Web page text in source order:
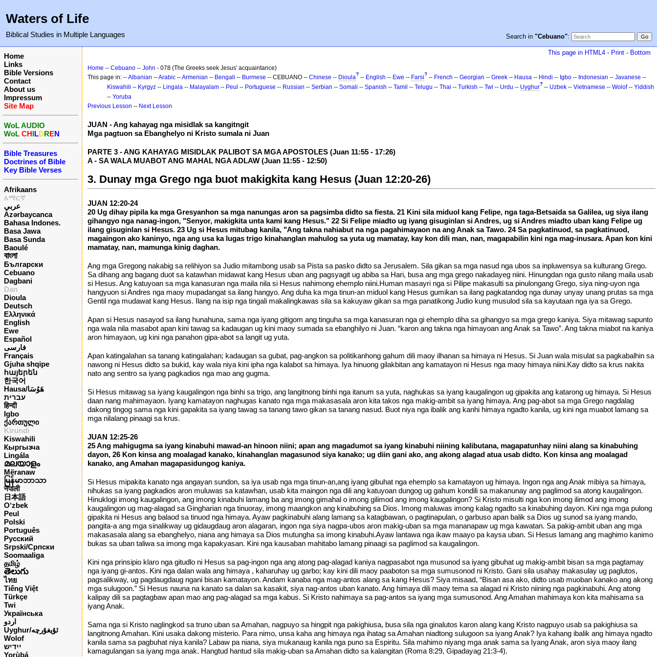
Waters of Life
Biblical Studies in Multiple Languages Search in "Cebuano":
Home
Links
Bible Versions
Contact
About us
Impressum
Site Map
WoL AUDIO
WoL CHILDREN
Bible Treasures
Doctrines of Bible
Key Bible Verses
Afrikaans
አማርኛ
عربي
Azərbaycanca
Bahasa Indones.
Basa Jawa
Basa Sunda
Baoulé
বাংলা
Български
Cebuano
Dagbani
Dan
Dioula
Deutsch
Ελληνικά
English
Ewe
Español
فارسی
Français
Gjuha shqipe
հայերեն
한국어
Hausa/هَوُسَا
עברית
हिन्दी
Igbo
ქართული
Kirundi
Kiswahili
Кыргызча
Lingála
മലയാളം
Mëranaw
မြန်မာဘာသာ
नेपाली
日本語
O‘zbek
Peul
Polski
Português
Русский
Srpski/Српски
Soomaaliga
தமிழ்
తెలుగు
ไทย
Tiếng Việt
Türkçe
Twi
Українська
اردو
Uyghur/ئۇيغۇرچه
Wolof
ייִדיש
Yorùbá
This page in HTML4 - Print - Bottom
Home -- Cebuano -- John - 078 (The Greeks seek Jesus' acquaintance)
This page in: --Albanian --Arabic --Armenian -- Bengali -- Burmese -- CEBUANO -- Chinese -- Dioula? -- English -- Ewe -- Farsi? -- French -- Georgian -- Greek -- Hausa -- Hindi -- Igbo -- Indonesian -- Javanese --
Kiswahili -- Kyrgyz -- Lingala -- Malayalam -- Peul -- Portuguese -- Russian -- Serbian -- Somali -- Spanish -- Tamil -- Telugu -- Thai -- Turkish -- Twi -- Urdu -- Uyghur? -- Uzbek -- Vietnamese -- Wolof-- Yiddish
-- Yoruba
Previous Lesson -- Next Lesson
JUAN - Ang kahayag nga misidlak sa kangitngit
Mga pagtuon sa Ebanghelyo ni Kristo sumala ni Juan
PARTE 3 - ANG KAHAYAG MISIDLAK PALIBOT SA MGA APOSTOLES (Juan 11:55 - 17:26)
A - SA WALA MUABOT ANG MAHAL NGA ADLAW (Juan 11:55 - 12:50)
3. Dunay mga Grego nga buot makigkita kang Hesus (Juan 12:20-26)
JUAN 12:20-24
20 Ug dihay pipila ka mga Gresyanhon sa mga nanungas aron sa pagsimba didto sa fiesta. 21 Kini sila miduol kang Felipe, nga taga-Betsaida sa Galilea, ug siya ilang
gihangyo nga nanag-ingon, "Senyor, makigkita unta kami kang Hesus." 22 Si Felipe miadto ug iyang gisuginlan si Andres, ug si Andres miadto uban kang Felipe ug
ilang gisuginlan si Hesus. 23 Ug si Hesus mitubag kanila, "Ang takna nahiabut na nga pagahimayaon na ang Anak sa Tawo. 24 Sa pagkatinuod, sa pagkatinuod,
magaingon ako kaninyo, nga ang usa ka lugas trigo kinahanglan mahulog sa yuta ug mamatay, kay kon dili man, nan, magapabilin kini nga mag-inusara. Apan kon kini
mamatay, nan, mamunga kinig daghan.
Ang mga Gregong nakabig sa relihiyon sa Judio mitambong usab sa Pista sa pasko didto sa Jerusalem. Sila gikan sa mga nasud nga ubos sa inpluwensya sa kulturang Grego.
Sa dihang ang bagang duot sa katawhan midawat kang Hesus uban ang pagsyagit ug abiba sa Hari, busa ang mga grego nakadayeg niini. Hinungdan nga gusto nilang maila usab
si Hesus. Ang katuyoan sa mga kanasuran nga maila nila si Hesus nahimong ehemplo niini.Human masayri nga si Pilipe makasulti sa pinulongang Grego, siya ning-uyon nga
hangyuon si Andres nga maoy mupadangat sa ilang hangyo. Ang duha ka mga tinun-an miduol kang Hesus gumikan sa ilang pagkatandog nga dunay unyay unang prutas sa mga
Gentil nga mudawat kang Hesus. Ilang na isip nga tingali makalingkawas sila sa kakuyaw gikan sa mga panatikong Judio kung musulod sila sa kayutaan nga iya sa Grego.
Apan si Hesus nasayod sa ilang hunahuna, sama nga iyang gitigom ang tinguha sa mga kanasuran nga gi ehemplo diha sa gihangyo sa mga grego kaniya. Siya mitawag sapunto
nga wala nila masabot apan kini tawag sa kadaugan ug kini maoy sumada sa ebanghilyo ni Juan. “karon ang takna nga himayoan ang Anak sa Tawo”. Ang takna miabot na kaniya
aron himayaon, ug kini nga panahon gipa-abot sa langit ug yuta.
Apan katingalahan sa tanang katingalahan; kadaugan sa gubat, pag-angkon sa politikanhong gahum dili maoy ilhanan sa himaya ni Hesus. Si Juan wala misulat sa pagkabalhin sa
nawong ni Hesus didto sa bukid, kay wala niya kini ipha nga kalabot sa himaya. Iya hinuong gilakbitan ang kamatayon ni Hesus nga maoy himaya niini.Kay didto sa krus nakita
nato ang sentro sa iyang pagkadios nga mao ang gugma.
Si Hesus mitawag sa iyang kaugalingon nga binhi sa trigo, ang langitnong binhi nga itanum sa yuta, naghukas sa iyang kaugalingon ug gipakita ang katarong ug himaya. Si Hesus
daan nang mahimayaon. Iyang kamatayon naghugas kanato nga mga makasasala aron kita takos nga makig-ambit sa iyang himaya. Ang pag-abot sa mga Grego nagdalag
dakong tingog sama nga kini gapakita sa iyang tawag sa tanang tawo gikan sa tanang nasud. Buot niya nga ibalik ang kanhi himaya ngadto kanila, ug kini nga muabot lamang sa
mga nilalang pinaagi sa krus.
JUAN 12:25-26
25 Ang mahigugma sa iyang kinabuhi mawad-an hinoon niini; apan ang magadumot sa iyang kinabuhi niining kalibutana, magapatunhay niini alang sa kinabuhing
dayon, 26 Kon kinsa ang moalagad kanako, kinahanglan magasunod siya kanako; ug diin gani ako, ang akong alagad atua usab didto. Kon kinsa ang moalagad
kanako, ang Amahan magapasidungog kaniya.
Si Hesus mipakita kanato nga angayan sundon, sa iya usab nga mga tinun-an,ang iyang gibuhat nga ehemplo sa kamatayon ug himaya. Ingon nga ang Anak mibiya sa himaya,
nihukas sa iyang pagkadios aron muluwas sa katawhan, usab kita maingon nga dili ang katuyoan dungog ug gahum kondili sa makanunay ang paglimod sa atong kaugalingon.
Hinuklogi imong kaugalingon, ang imong kinabuhi lamang ba ang imong gimahal o imong gilimod ang imong kaugalingon? Si Kristo misulti nga kon imong ilimod ang imong
kaugalingon ug mag-alagad sa Gingharian nga tinuoray, imong maangkon ang kinabuhing sa Dios. Imong maluwas imong kalag ngadto sa kinabuhing dayon. Kini nga mga pulong
gipakita ni Hesus ang balaod sa tinuod nga himaya. Ayaw pagkinabuhi alang lamang sa katagbawan, o pagtinapulan, o garbuso apan balik sa Dios ug sunod sa iyang mando,
pangita-a ang mga sinalikway ug gidaugdaug aron alagaran, ingon nga siya nagpa-ubos aron makig-uban sa mga mananapaw ug mga kawatan. Sa pakig-ambit uban ang mga
makasasala alang sa ebanghelyo, niana ang himaya sa Dios mutungha sa imong kinabuhi.Ayaw lantawa nga ikaw maayo pa kaysa uban. Si Hesus lamang ang maghimo kanimo
bukas sa uban taliwa sa imong mga kapakyasan. Kini nga kausaban mahitabo lamang pinaagi sa paglimod sa kaugalingon.
Kini nga prinsipio klaro nga gitudlo ni Hesus sa pag-ingon nga ang atong pag-alagad kaniya nagpasabot nga musunod sa iyang gibuhat ug makig-ambit bisan sa mga pagtamay
nga iyang gi-antos. Kini nga dalan wala ang himaya , kaharuhay ug garbo; kay kini dili maoy paaboton sa mga sumusonod ni Kristo. Gani sila usahay makasulay ug paglutos,
pagsalikway, ug pagdaugdaug ngani bisan kamatayon. Andam kanaba nga mag-antos alang sa kang Hesus? Siya misaad, “Bisan asa ako, didto usab muoban kanako ang akong
mga sulugoon.” Si Hesus nauna na kanato sa dalan sa kasakit, siya nag-antos uban kanato. Ang himaya dili maoy tema sa alagad ni Kristo niining nga pagkinabuhi. Ang atong
kalipay dili sa pagtagbaw apan mao ang pag-alagad sa mga kabus. Si Kristo nahimaya sa pag-antos sa iyang mga sumusonod. Ang Amahan mahimaya kon kita mahisama sa
iyang Anak.
Sama nga si Kristo naglingkod sa truno uban sa Amahan, nagpuyo sa hingpit nga pakighiusa, busa sila nga ginalutos karon alang kang Kristo nagpuyo usab sa pakighiusa sa
langitnong Amahan. Kini usaka dakong misterio. Para nimo, unsa kaha ang himaya nga ihatag sa Amahan niadtong sulugoon sa iyang Anak? Iya kahang ibalik ang himaya ngadto
kanila sama sa pagbuhat niya kanila? Labaw pa niana, siya mukanaug kanila nga puno sa Espiritu. Sila mahimo niyang mga anak sama sa Iyang Anak, aron siya maoy ilang
kamagulangan sa iyang mga anak. Hangtud hantud sila makig-uban sa Amahan didto sa kalangitan (Roma 8:29, Gipadayag 21:3-4).